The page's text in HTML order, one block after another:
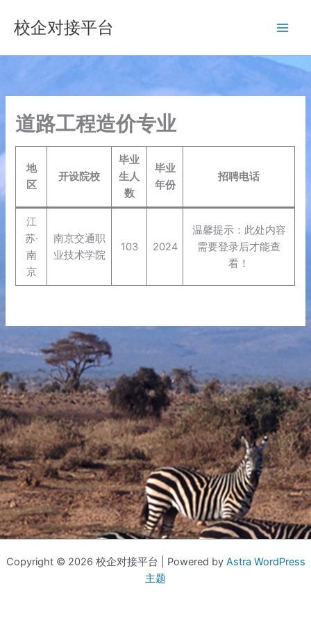
容
校企对接平台
道路工程造价专业
地
区
开设院校
毕业
生人
数
毕业
年份
招聘电话
江
苏·
南
京
南京交通职
业技术学院
103 2024
温馨提示：此处内容
需要登录后才能查
看！
Copyright © 2026 校企对接平台 | Powered by Astra WordPress
主题